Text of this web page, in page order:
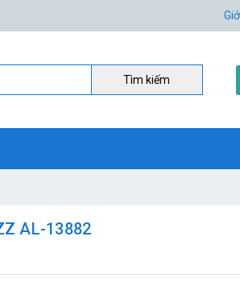
Tìm kiếm
AL-13882